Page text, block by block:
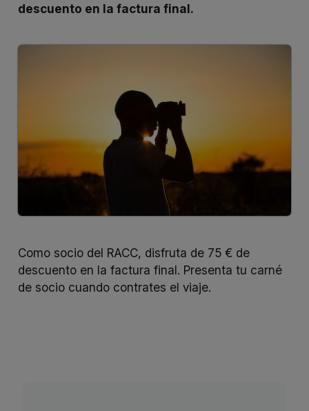
descuento en la factura final.
Como socio del RACC, disfruta de 75 € de
descuento en la factura final. Presenta tu carné
de socio cuando contrates el viaje.